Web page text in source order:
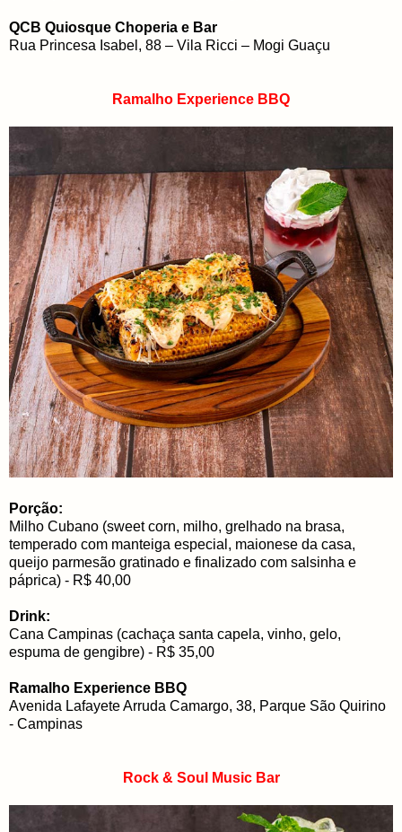
QCB Quiosque Choperia e Bar
Rua Princesa Isabel, 88 – Vila Ricci – Mogi Guaçu
Ramalho Experience BBQ
Porção:
Milho Cubano (sweet corn, milho, grelhado na brasa,
temperado com manteiga especial, maionese da casa,
queijo parmesão gratinado e finalizado com salsinha e
páprica) - R$ 40,00
Drink:
Cana Campinas (cachaça santa capela, vinho, gelo,
espuma de gengibre) - R$ 35,00
Ramalho Experience BBQ
Avenida Lafayete Arruda Camargo, 38, Parque São Quirino
- Campinas
Rock & Soul Music Bar